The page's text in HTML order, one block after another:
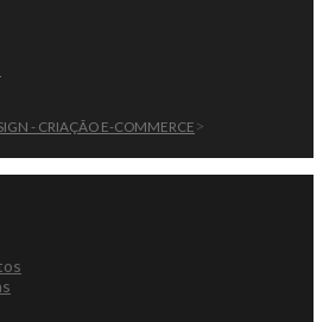
- CRIAÇÃO E-COMMERCE >